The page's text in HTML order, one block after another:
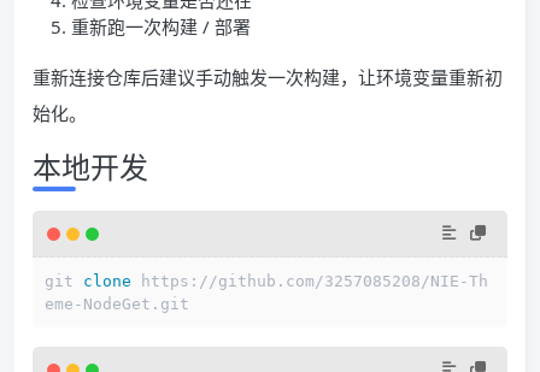
重新跑一次构建 / 部署
重新连接仓库后建议手动触发一次构建，让环境变量重新初
始化。
本地开发
git clone https://github.com/3257085208/NIE-Th
eme-NodeGet.git